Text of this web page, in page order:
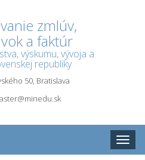
zmlúv,
a faktúr
výskumu, vývoja a
republiky
50, Bratislava
Toggle